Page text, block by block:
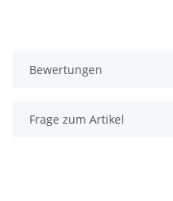
Bewertungen
Frage zum Artikel